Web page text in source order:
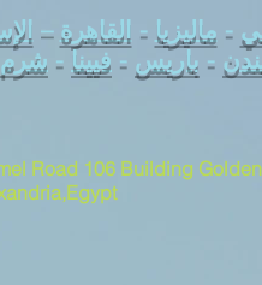
- ماليزيا - القاهرة –
- باريس - فيينا - شرم
Road 106 Building